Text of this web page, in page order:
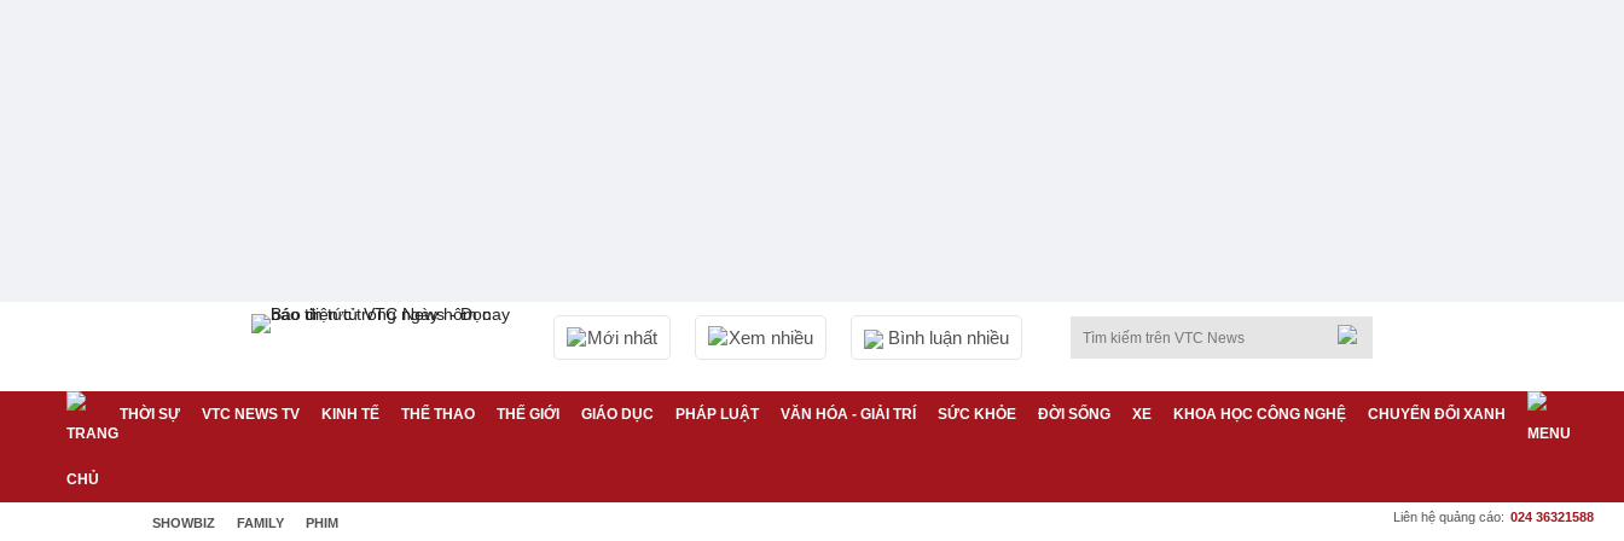
Mới nhất Xem nhiều Bình luận nhiều
THỜI SỰ VTC NEWS TV KINH TẾ THỂ THAO THẾ GIỚI GIÁO DỤC PHÁP LUẬT VĂN HÓA - GIẢI TRÍ SỨC KHỎE ĐỜI SỐNG XE KHOA HỌC CÔNG NGHỆ CHUYỂN ĐỔI XANH
SHOWBIZ FAMILY PHIM Liên hệ quảng cáo: 024 36321588